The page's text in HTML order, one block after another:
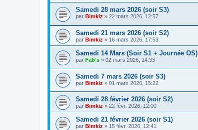
Samedi 28 mars 2026 (soir S3)
par Bimkiz » 22 mars 2026, 12:57
Samedi 21 mars 2026 (soir S2)
par Bimkiz » 16 mars 2026, 17:53
Samedi 14 Mars (Soir S1 + Journée OS)
par Fab's » 02 mars 2026, 14:33
Samedi 7 mars 2026 (soir S3)
par Bimkiz » 01 mars 2026, 15:22
Samedi 28 février 2026 (soir S2)
par Bimkiz » 22 févr. 2026, 12:00
Samedi 21 février 2026 (soir S1)
par Bimkiz » 15 févr. 2026, 12:41